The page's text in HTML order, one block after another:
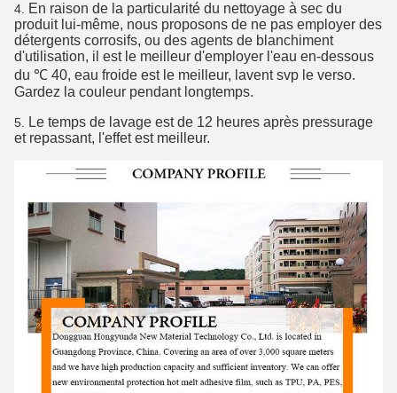
4.
En raison de la particularité du nettoyage à sec du
produit lui-même, nous proposons de ne pas employer des
détergents corrosifs, ou des agents de blanchiment
d'utilisation, il est le meilleur d'employer l'eau en-dessous
du ℃ 40, eau froide est le meilleur, lavent svp le verso.
Gardez la couleur pendant longtemps.
5.
Le temps de lavage est de 12 heures après pressurage
et repassant, l'effet est meilleur.